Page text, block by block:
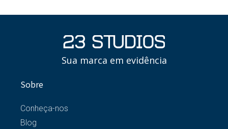
Sua marca em evidência
Sobre
Conheça-nos
Blog